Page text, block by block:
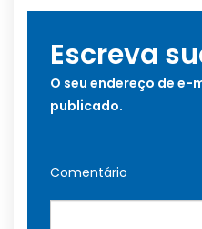
Escreva
O seu endereço de e-
publicado.
Comentário